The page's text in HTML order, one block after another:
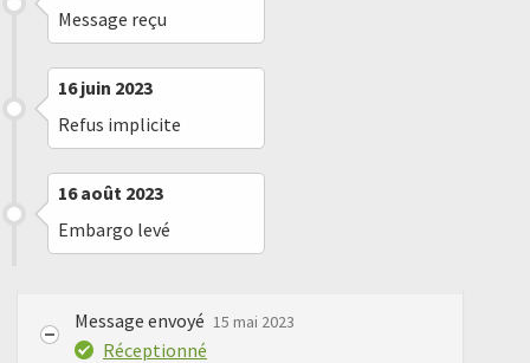
Message reçu
16 juin 2023
Refus implicite
16 août 2023
Embargo levé
Message envoyé 15 mai 2023
Réceptionné